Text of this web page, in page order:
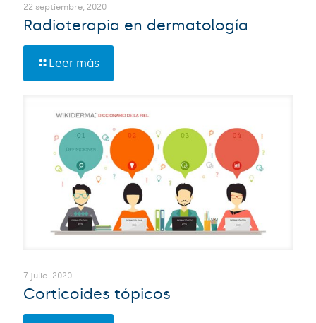
22 septiembre, 2020
Radioterapia en dermatología
Leer más
7 julio, 2020
Corticoides tópicos